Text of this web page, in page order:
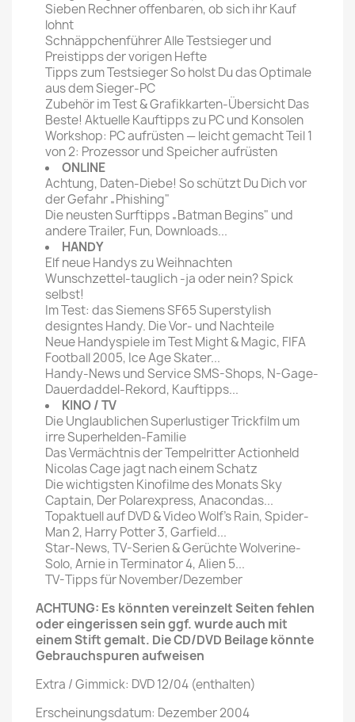
Sieben Rechner offenbaren, ob sich ihr Kauf
lohnt
Schnäppchenführer Alle Testsieger und
Preistipps der vorigen Hefte
Tipps zum Testsieger So holst Du das Optimale
aus dem Sieger-PC
Zubehör im Test & Grafikkarten-Übersicht Das
Beste! Aktuelle Kauftipps zu PC und Konsolen
Workshop: PC aufrüsten — leicht gemacht Teil 1
von 2: Prozessor und Speicher aufrüsten
ONLINE
Achtung, Daten-Diebe! So schützt Du Dich vor
der Gefahr „Phishing"
Die neusten Surftipps „Batman Begins" und
andere Trailer, Fun, Downloads...
HANDY
Elf neue Handys zu Weihnachten
Wunschzettel-tauglich -ja oder nein? Spick
selbst!
Im Test: das Siemens SF65 Superstylish
designtes Handy. Die Vor- und Nachteile
Neue Handyspiele im Test Might & Magic, FIFA
Football 2005, Ice Age Skater...
Handy-News und Service SMS-Shops, N-Gage-
Dauerdaddel-Rekord, Kauftipps...
KINO / TV
Die Unglaublichen Superlustiger Trickfilm um
irre Superhelden-Familie
Das Vermächtnis der Tempelritter Actionheld
Nicolas Cage jagt nach einem Schatz
Die wichtigsten Kinofilme des Monats Sky
Captain, Der Polarexpress, Anacondas...
Topaktuell auf DVD & Video Wolf's Rain, Spider-
Man 2, Harry Potter 3, Garfield...
Star-News, TV-Serien & Gerüchte Wolverine-
Solo, Arnie in Terminator 4, Alien 5...
TV-Tipps für November/Dezember
ACHTUNG: Es könnten vereinzelt Seiten fehlen
oder eingerissen sein ggf. wurde auch mit
einem Stift gemalt. Die CD/DVD Beilage könnte
Gebrauchspuren aufweisen
Extra / Gimmick: DVD 12/04 (enthalten)
Erscheinungsdatum: Dezember 2004